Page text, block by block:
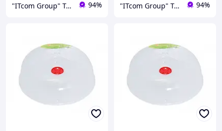
"ITcom Group" Technology Distribution 94% "ITcom Group" Technology Distribution 94%